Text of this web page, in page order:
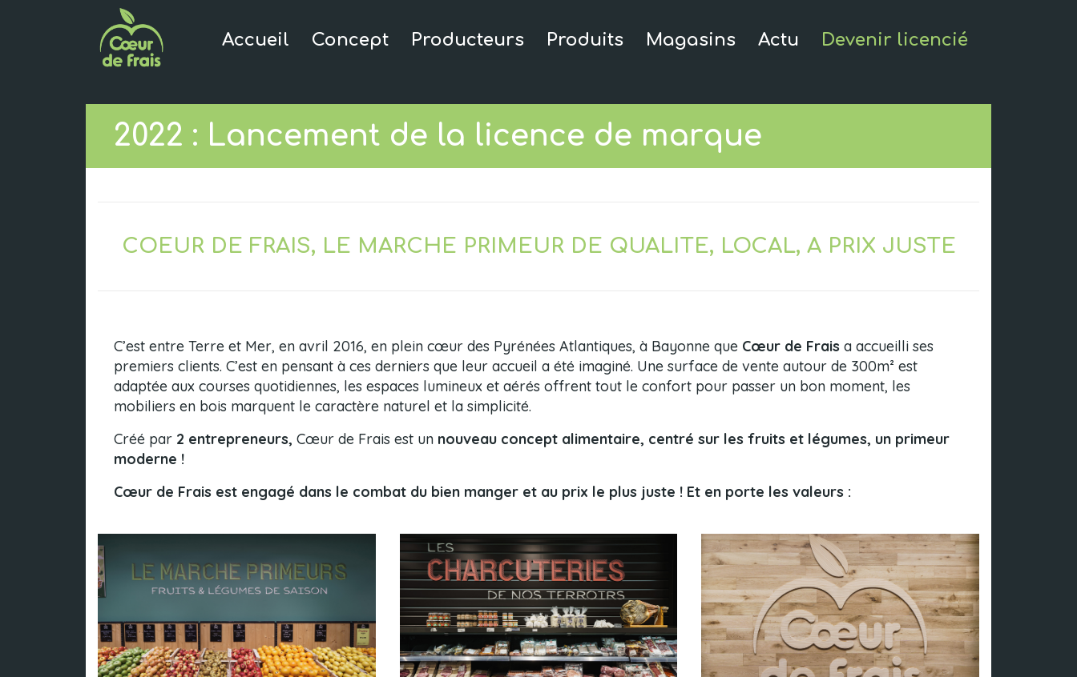
Accueil Concept Producteurs Produits Magasins Actu Devenir licencié
2022 : Lancement de la licence de marque
COEUR DE FRAIS, LE MARCHE PRIMEUR DE QUALITE, LOCAL, A PRIX JUSTE
C’est entre Terre et Mer, en avril 2016, en plein cœur des Pyrénées Atlantiques, à Bayonne que Cœur de Frais a accueilli ses
premiers clients. C’est en pensant à ces derniers que leur accueil a été imaginé. Une surface de vente autour de 300m² est
adaptée aux courses quotidiennes, les espaces lumineux et aérés offrent tout le confort pour passer un bon moment, les
mobiliers en bois marquent le caractère naturel et la simplicité.
Créé par 2 entrepreneurs, Cœur de Frais est un nouveau concept alimentaire, centré sur les fruits et légumes, un primeur
moderne !
Cœur de Frais est engagé dans le combat du bien manger et au prix le plus juste ! Et en porte les valeurs :